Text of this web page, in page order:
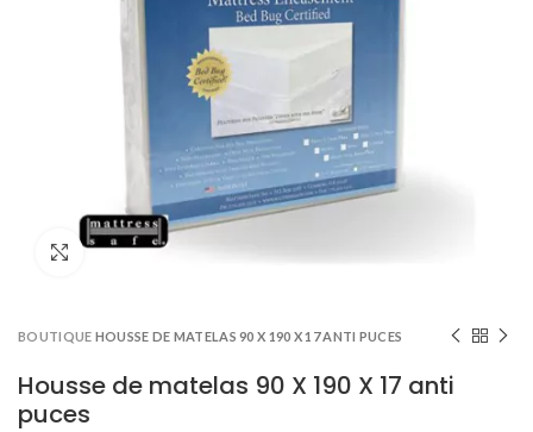
Click to enlarge
BOUTIQUE HOUSSE DE MATELAS 90 X 190 X 17 ANTI PUCES
Housse de matelas 90 X 190 X 17 anti
puces